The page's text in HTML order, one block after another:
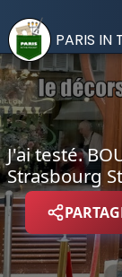
PARIS IN
J'ai testé.
Strasbourg